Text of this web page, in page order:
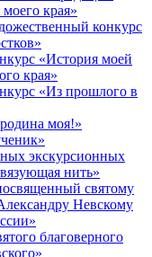
края»
конкурс
«История моей
края»
«Из прошлого в
моя!»
экскурсионных
нить»
святому
Невскому
благоверного